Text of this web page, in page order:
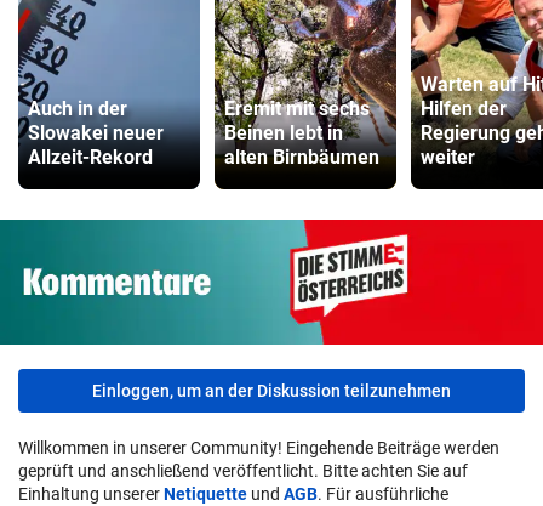
Auch in der
Slowakei neuer
Allzeit-Rekord
Eremit mit sechs
Beinen lebt in
alten Birnbäumen
Warten auf
Hilfen der
Regierung
weiter
Einloggen, um an der Diskussion teilzunehmen
Willkommen in unserer Community! Eingehende Beiträge werden
geprüft und anschließend veröffentlicht. Bitte achten Sie auf
Einhaltung unsererNetiquette und AGB. Für ausführliche